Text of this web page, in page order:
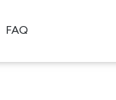
FAQ